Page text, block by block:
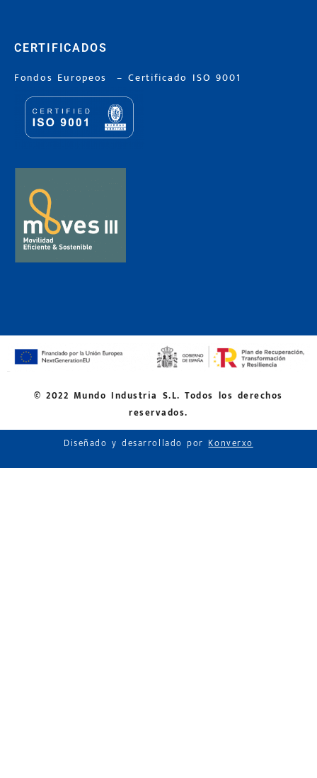
CERTIFICADOS
Fondos Europeos –Certificado ISO 9001
© 2022 Mundo Industria S.L. Todos los derechos
reservados.
Diseñado y desarrollado porKonverxo